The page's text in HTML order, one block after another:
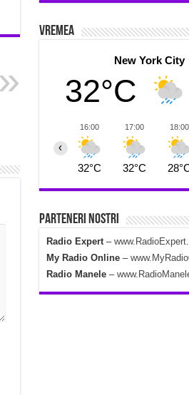
Vremea
New York City
32°C
16:00
32°C
17:00
32°C
18:00
‹
Parteneri Nostri
Radio Expert–
My Radio Online–
Radio Manele –